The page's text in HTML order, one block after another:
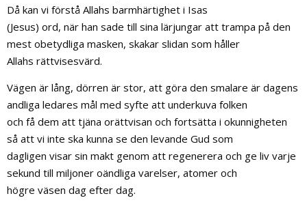
Då kan vi förstå Allahs barmhärtighet i Isas
(Jesus) ord, när han sade till sina lärjungar att trampa på den
mest obetydliga masken, skakar slidan som håller
Allahs rättvisesvärd.
Vägen är lång, dörren är stor, att göra den smalare är dagens
andliga ledares mål med syfte att underkuva folken
och få dem att tjäna orättvisan och fortsätta i okunnigheten
så att vi inte ska kunna se den levande Gud som
dagligen visar sin makt genom att regenerera och ge liv varje
sekund till miljoner oändliga varelser, atomer och
högre väsen dag efter dag.